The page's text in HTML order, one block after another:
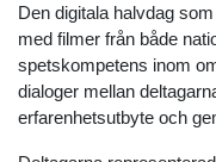
Den digitala halvdag
med filmer från både
spetskompetens inom
dialoger mellan
erfarenhetsutbyte och